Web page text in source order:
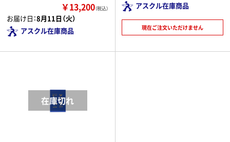
￥13,200（税込）
お届け日：8月11日（火）
アスクル在庫商品
アスクル在庫商品
現在ご注文いただけません